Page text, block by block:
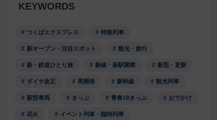
KEYWORDS
つくばエクスプレス 特急列車
新オープン・注目スポット 観光・旅行
新・鉄道ひとり旅 新線・新駅開業 新型・更新
ダイヤ改正 再開発 新幹線 観光列車
新型車両 きっぷ 青春18きっぷ おでかけ
花火 イベント列車・臨時列車